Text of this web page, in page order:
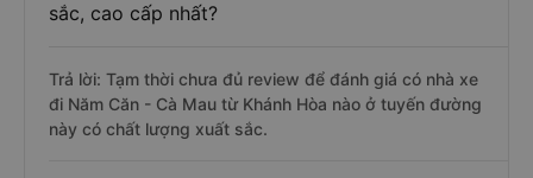
sắc, cao cấp nhất?
Trả lời: Tạm thời chưa đủ review để đánh giá có nhà xe
đi Năm Căn - Cà Mau từ Khánh Hòa nào ở tuyến đường
này có chất lượng xuất sắc.